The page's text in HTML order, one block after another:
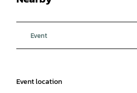
Event
Event location